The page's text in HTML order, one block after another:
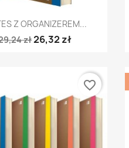
Szybki podgląd
Z ORGANIZEREM...
zł26,32 zł
favorite_border